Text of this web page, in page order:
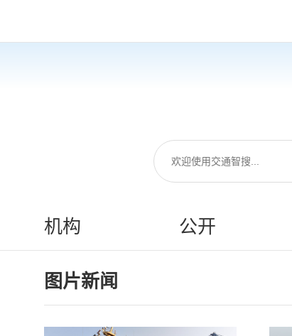
机构 公开
图片新闻